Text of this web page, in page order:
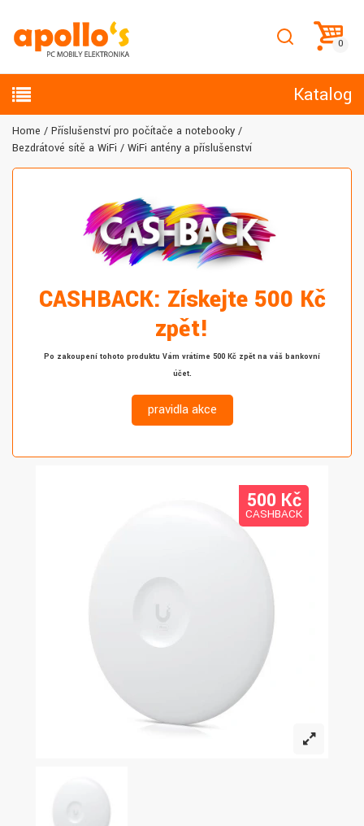
Katalog
Home
Příslušenství pro počítače a notebooky
Bezdrátové sítě a WiFi
WiFi antény a příslušenství
CASHBACK: Získejte 500 Kč
zpět!
Po zakoupení tohoto produktu Vám vrátíme 500 Kč zpět na váš bankovní
účet.
pravidla akce
500 Kč
CASHBACK